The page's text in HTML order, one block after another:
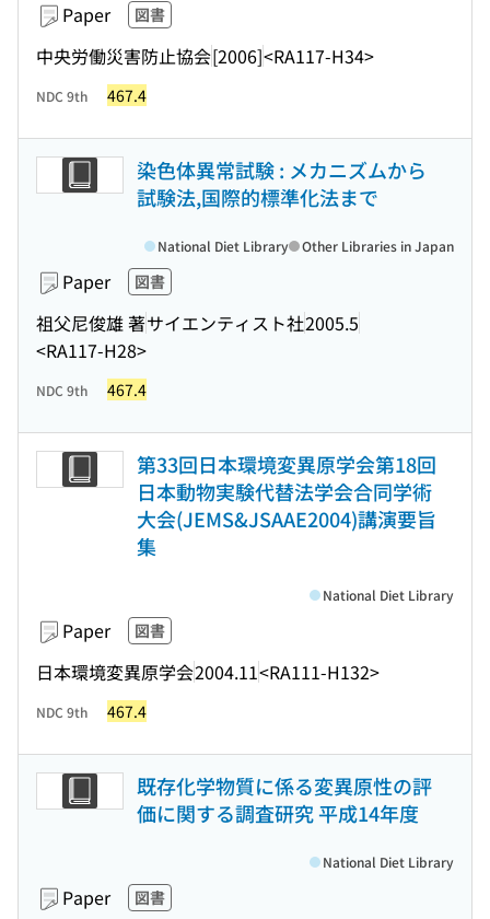
Paper 図書
中央労働災害防止協会[2006]<RA117-H34>
NDC 9th 467.4
染色体異常試験 : メカニズムから
試験法,国際的標準化法まで
Paper 図書
祖父尼俊雄 著サイエンティスト社2005.5
<RA117-H28>
National Diet Library Other Libraries in Japan
NDC 9th 467.4
第33回日本環境変異原学会第18回
日本動物実験代替法学会合同学術
大会(JEMS&JSAAE2004)講演要旨
集
Paper 図書
日本環境変異原学会2004.11<RA111-H132>
National Diet Library
NDC 9th 467.4
既存化学物質に係る変異原性の評
価に関する調査研究 平成14年度
Paper 図書
National Diet Library